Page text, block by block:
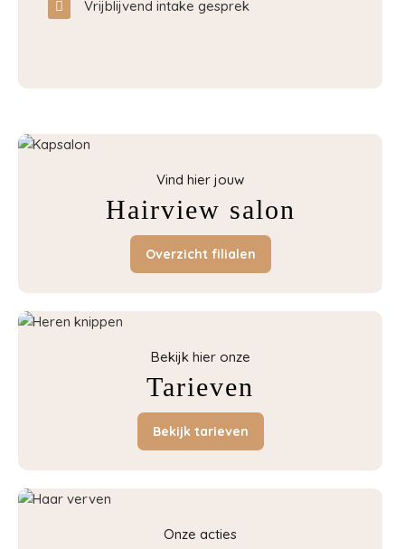
Vrijblijvend intake gesprek
Vind hier jouw
Hairview salon
Overzicht filialen
Bekijk hier onze
Tarieven
Bekijk tarieven
Onze acties